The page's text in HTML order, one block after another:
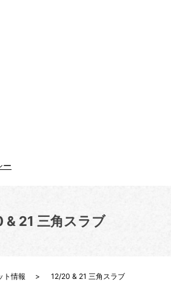
ー
& 21 三角スラブ
ト情報 12/20 & 21 三角スラブ